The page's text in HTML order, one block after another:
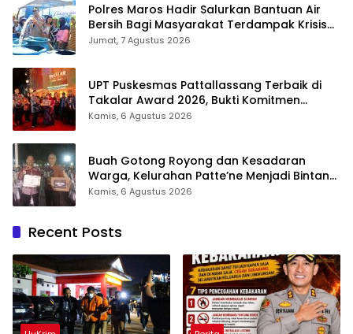
Polres Maros Hadir Salurkan Bantuan Air
Bersih Bagi Masyarakat Terdampak Krisis
Air Bersih Di Maros
Jumat, 7 Agustus 2026
UPT Puskesmas Pattallassang Terbaik di
Takalar Award 2026, Bukti Komitmen
Hadirkan Pelayanan Kesehatan Berkualitas
Kamis, 6 Agustus 2026
Buah Gotong Royong dan Kesadaran
Warga, Kelurahan Patte’ne Menjadi Bintang
Takalar Award 2026
Kamis, 6 Agustus 2026
Recent Posts